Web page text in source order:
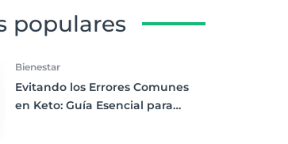
populares
Bienestar
Evitando los Errores Comunes
en Keto: Guía Esencial para